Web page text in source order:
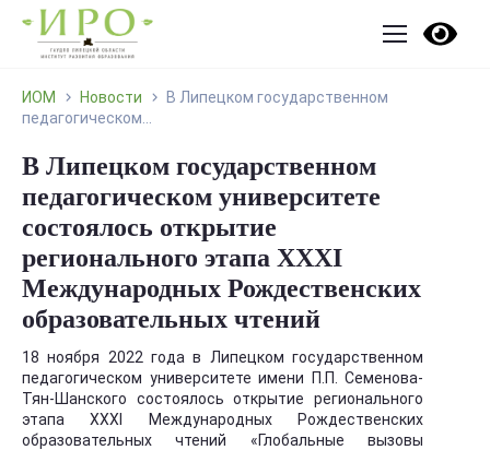
ИОМ Новости
В Липецком государственном
педагогическом...
В Липецком государственном
педагогическом университете
состоялось открытие
регионального этапа XXXI
Международных Рождественских
образовательных чтений
18 ноября 2022 года в Липецком государственном
педагогическом университете имени П.П. Семенова-
Тян-Шанского состоялось открытие регионального
этапа XXXI Международных Рождественских
образовательных чтений «Глобальные вызовы